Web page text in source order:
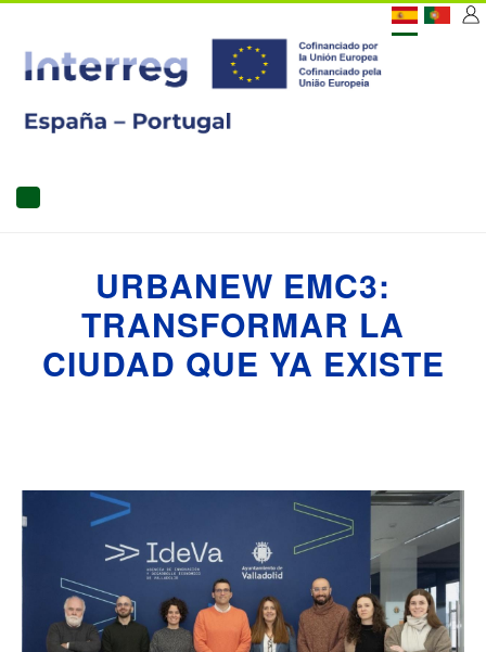
contenido
principal
MAIN
URBANEW EMC3:
TRANSFORMAR LA
CIUDAD QUE YA EXISTE